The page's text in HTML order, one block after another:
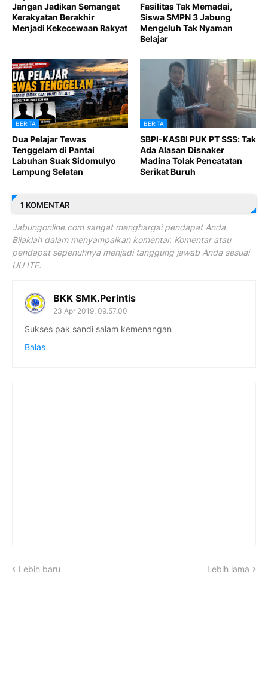
Jangan Jadikan Semangat
Kerakyatan Berakhir
Menjadi Kekecewaan Rakyat
Fasilitas Tak Memadai,
Siswa SMPN 3 Jabung
Mengeluh Tak Nyaman
Belajar
BERITA
Dua Pelajar Tewas
Tenggelam di Pantai
Labuhan Suak Sidomulyo
Lampung Selatan
BERITA
SBPI-KASBI PUK PT SSS: Tak
Ada Alasan Disnaker
Madina Tolak Pencatatan
Serikat Buruh
1 KOMENTAR
Jabungonline.com sangat menghargai pendapat Anda.
Bijaklah dalam menyampaikan komentar. Komentar atau
pendapat sepenuhnya menjadi tanggung jawab Anda sesuai
UU ITE.
BKK SMK.Perintis
23 Apr 2019, 09.57.00
Sukses pak sandi salam kemenangan
Balas
Lebih baru Lebih lama